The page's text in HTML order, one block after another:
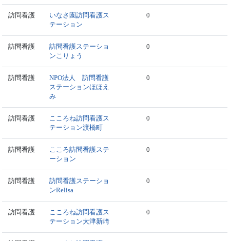
訪問看護
いなさ園訪問看護ス
テーション
0
訪問看護
訪問看護ステーショ
ンこりょう
0
訪問看護
NPO法人 訪問看護
ステーションほほえ
み
0
訪問看護
こころね訪問看護ス
テーション渡橋町
0
訪問看護
こころ訪問看護ステ
ーション
0
訪問看護
訪問看護ステーショ
ンRelisa
0
訪問看護
こころね訪問看護ス
テーション大津新崎
0